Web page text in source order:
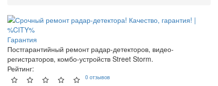
Гарантия
Постгарантийный ремонт радар-детекторов, видео-
регистраторов, комбо-устройств Street Storm.
Рейтинг:
0 отзывов